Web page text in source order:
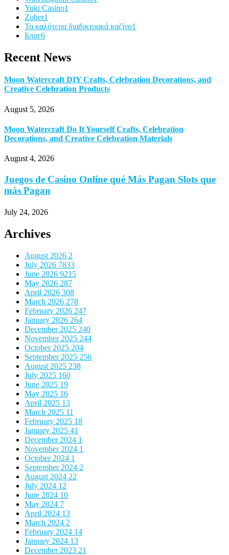
Yuki Casino1
Zober1
Τα καλύτερα διαδικτυακά καζίνο1
Блог6
Recent News
Moon Watercraft DIY Crafts, Celebration Decorations, and
Creative Celebration Products
August 5, 2026
Moon Watercraft Do It Yourself Crafts, Celebration
Decorations, and Creative Celebration Materials
August 4, 2026
Juegos de Casino Online qué Más Pagan Slots que
más Pagan
July 24, 2026
Archives
August 2026 2
July 2026 7833
June 2026 9215
May 2026 287
April 2026 308
March 2026 278
February 2026 247
January 2026 264
December 2025 240
November 2025 244
October 2025 204
September 2025 256
August 2025 238
July 2025 160
June 2025 19
May 2025 16
April 2025 13
March 2025 11
February 2025 18
January 2025 41
December 2024 1
November 2024 1
October 2024 1
September 2024 2
August 2024 22
July 2024 12
June 2024 10
May 2024 7
April 2024 13
March 2024 2
February 2024 14
January 2024 13
December 2023 21